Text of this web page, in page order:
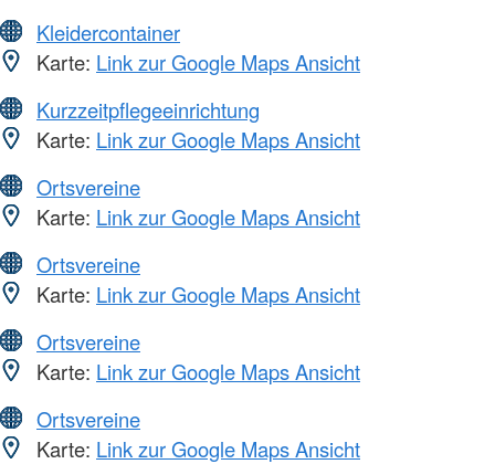
Kleidercontainer
Karte: Link zur Google Maps Ansicht
Kurzzeitpflegeeinrichtung
Karte: Link zur Google Maps Ansicht
Ortsvereine
Karte: Link zur Google Maps Ansicht
Ortsvereine
Karte: Link zur Google Maps Ansicht
Ortsvereine
Karte: Link zur Google Maps Ansicht
Ortsvereine
Karte: Link zur Google Maps Ansicht